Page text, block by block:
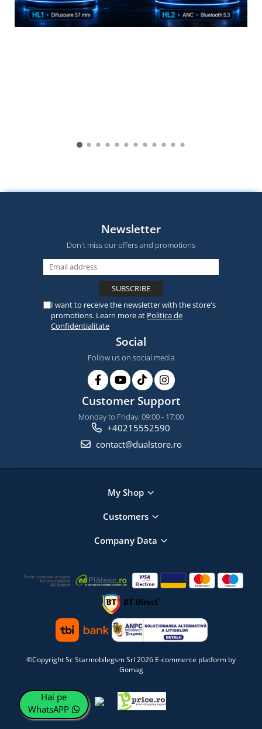
Newsletter
Don't miss our offers and promotions
I want to receive the newsletter with the store's
promotions. Learn more at Politica de
Confidentialitate
Social
Follow us on social media
Customer Support
Monday to Friday, 09:00 - 17:00
+40215552590
contact@dualstore.ro
My Shop
Customers
Company Data
©Copyright Sc Starmobilegsm Srl 2026 E-commerce platform by
Gomag
Hai pe
WhatsAPP